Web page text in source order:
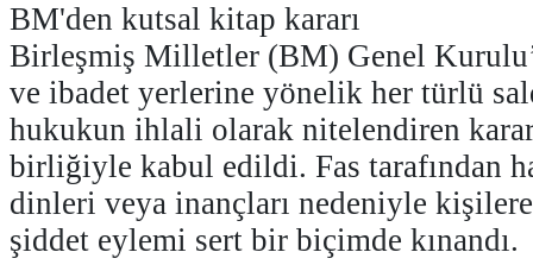
BM'den kutsal kitap kararı
Birleşmiş Milletler (BM) Genel
ve ibadet yerlerine yönelik her türlü
hukukun ihlali olarak nitelendiren karar
birliğiyle kabul edildi. Fas tarafından
dinleri veya inançları nedeniyle
şiddet eylemi sert bir biçimde kınandı.